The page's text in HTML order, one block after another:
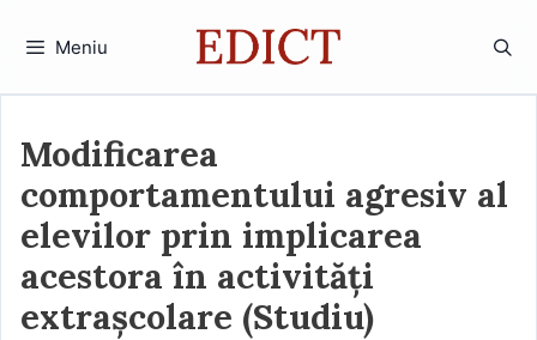
Meniu
Modificarea
comportamentului agresiv al
elevilor prin implicarea
acestora în activități
extrașcolare (Studiu)